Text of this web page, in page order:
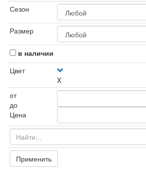
Сезон
Размер
в наличии
Цвет
X
от
до
Цена
Применить